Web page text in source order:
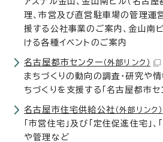
理、市営及び直営駐車場の管理運
援する公社事業のご案内、金山南
ける各種イベントのご案内
名古屋都市センター （外部リンク）
まちづくりの動向の調査・研究や
ちづくりを支援する「名古屋都市セ
名古屋市住宅供給公社 （外部リンク）
「市営住宅」及び「定住促進住宅」
や管理など